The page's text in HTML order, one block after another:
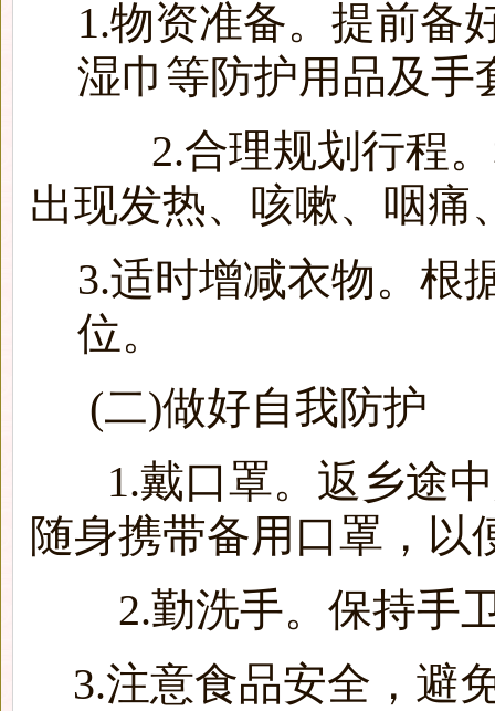
1.物资准备。提前备
湿巾等防护用品及手
2.合理规划行程。科
出现发热、咳嗽、咽痛
3.适时增减衣物。根
位。
(二)做好自我防护
1.戴口罩。返乡途中
随身携带备用口罩，以
2.勤洗手。保持手卫
3.注意食品安全，避